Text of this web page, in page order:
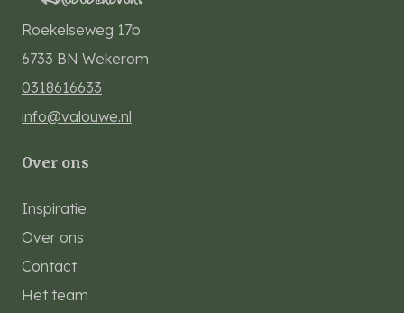
Roekelseweg 17b
6733 BN Wekerom
0318616633
info@valouwe.nl
Over ons
Inspiratie
Over ons
Contact
Het team